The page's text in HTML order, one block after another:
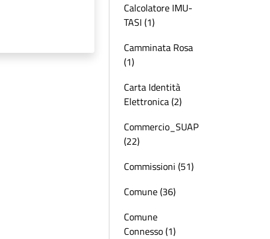
Calcolatore IMU-
TASI (1)
Camminata Rosa
(1)
Carta Identità
Elettronica (2)
Commercio_SUAP
(22)
Commissioni (51)
Comune (36)
Comune
Connesso (1)